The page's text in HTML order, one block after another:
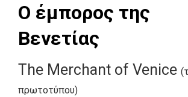
Ο έμπορος της
Βενετίας
The Merchant of Venice
πρωτοτύπου)